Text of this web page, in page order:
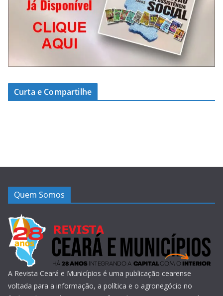
Curta e Compartilhe
Quem Somos
A Revista Ceará e Municípios é uma publicação cearense
voltada para a informação, a política e o agronegócio no